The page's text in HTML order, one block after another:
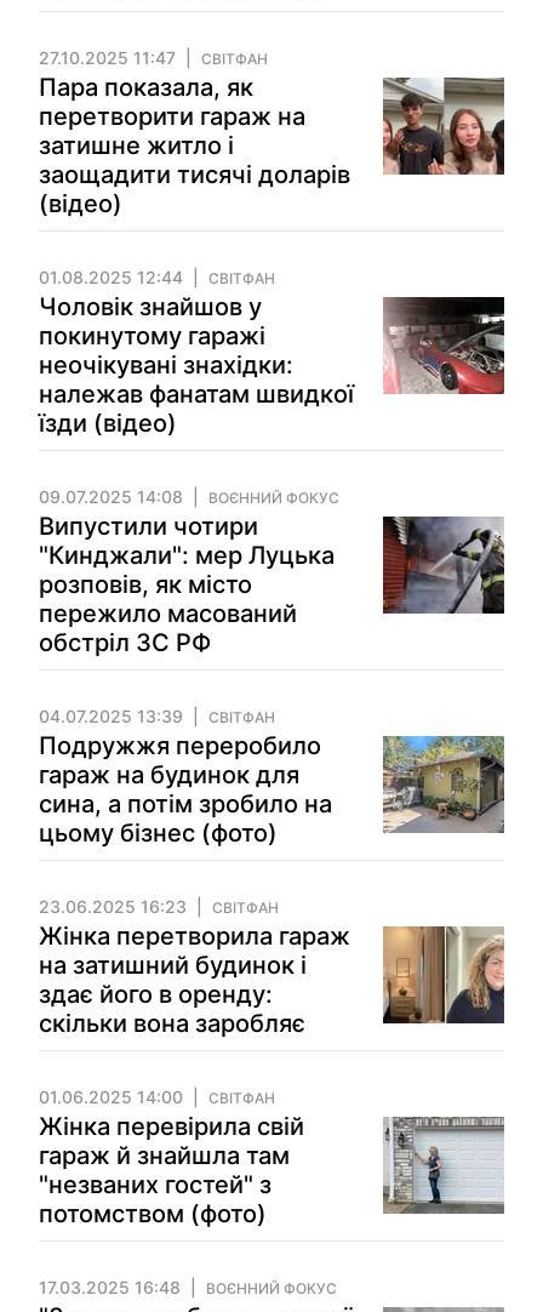
27.10.2025 11:47 СВІТФАН
Пара показала, як
перетворити гараж на
затишне житло і
заощадити тисячі доларів
(відео)
01.08.2025 12:44 СВІТФАН
Чоловік знайшов у
покинутому гаражі
неочікувані знахідки:
належав фанатам швидкої
їзди (відео)
09.07.2025 14:08 ВОЄННИЙ ФОКУС
Випустили чотири
"Кинджали": мер Луцька
розповів, як місто
пережило масований
обстріл ЗС РФ
04.07.2025 13:39 СВІТФАН
Подружжя переробило
гараж на будинок для
сина, а потім зробило на
цьому бізнес (фото)
23.06.2025 16:23 СВІТФАН
Жінка перетворила гараж
на затишний будинок і
здає його в оренду:
скільки вона заробляє
01.06.2025 14:00 СВІТФАН
Жінка перевірила свій
гараж й знайшла там
"незваних гостей" з
потомством (фото)
17.03.2025 16:48 ВОЄННИЙ ФОКУС